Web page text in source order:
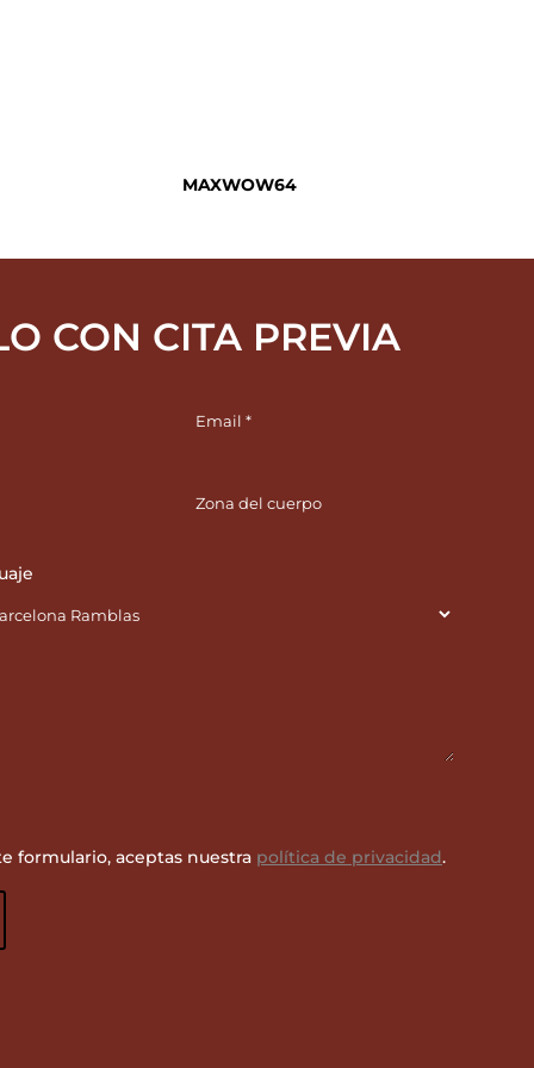
MAXWOW64
CON CITA PREVIA
formulario, aceptas nuestra política de privacidad.